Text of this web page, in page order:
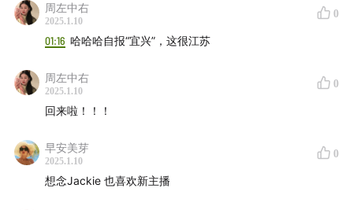
周左中右
2025.1.10
0
01:16 哈哈哈自报“宜兴”，这很江苏
周左中右
2025.1.10
0
回来啦！！！
早安美芽
2025.1.10
0
想念Jackie 也喜欢新主播